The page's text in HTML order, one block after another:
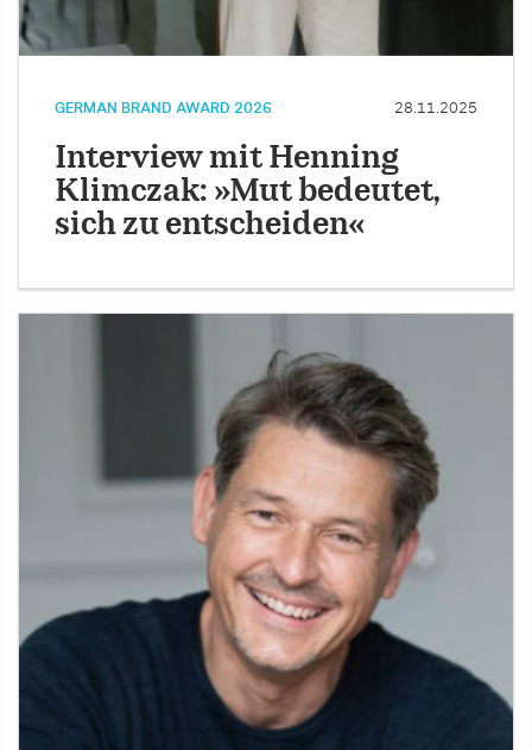
GERMAN BRAND AWARD 2026 28.11.2025
Interview mit Henning
Klimczak: »Mut bedeutet,
sich zu entscheiden«